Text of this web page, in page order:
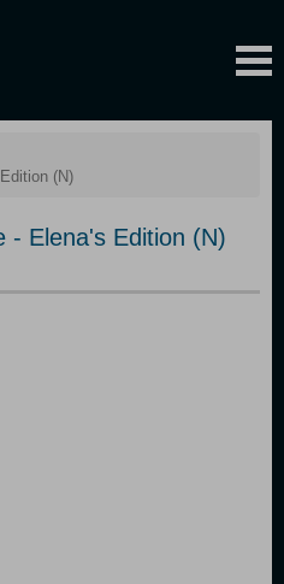
(N)
- Elena's Edition (N)